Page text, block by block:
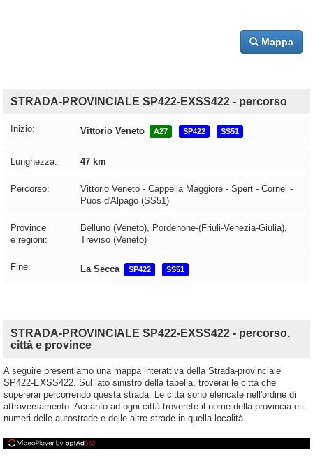
Mappa
STRADA-PROVINCIALE SP422-EXSS422 - percorso
Inizio: Vittorio Veneto A27 SP422 SS51
Lunghezza: 47 km
Percorso:
Vittorio Veneto - Cappella Maggiore - Spert - Cornei -
Puos d'Alpago (SS51)
Province
e regioni:
Belluno (Veneto), Pordenone-(Friuli-Venezia-Giulia),
Treviso (Veneto)
Fine: La Secca SP422 SS51
STRADA-PROVINCIALE SP422-EXSS422 - percorso,
città e province
A seguire presentiamo una mappa interattiva della Strada-provinciale
SP422-EXSS422. Sul lato sinistro della tabella, troverai le città che
supererai percorrendo questa strada. Le città sono elencate nell'ordine di
attraversamento. Accanto ad ogni città troverete il nome della provincia e i
numeri delle autostrade e delle altre strade in quella località.